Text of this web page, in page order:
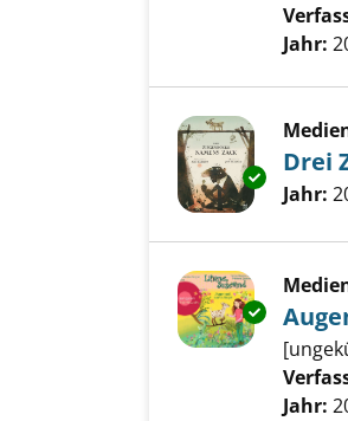
Jahr:
Exemplar-
Drei
Suche
Jahr:
Exemplar-
Jahr: